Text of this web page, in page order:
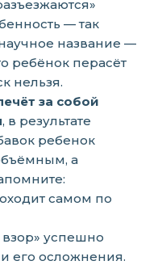
— так
название —
ребёнок перасёт
нельзя.
за собой
, в результате
ребенок
а
самом по
успешно
его осложнения.